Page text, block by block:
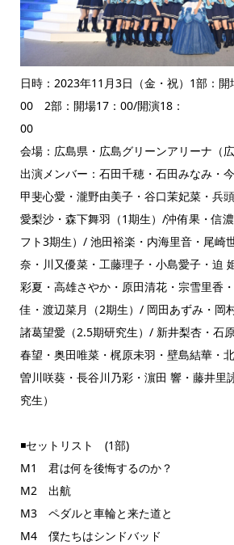
日時：2023年11月3日（金・祝）1部：開
00 2部：開場17：00/開演18：
会場：広島県・広島グリーンアリーナ（
出演メンバー：石田千穂・石田みなみ・
甲斐心愛・瀧野由美子・谷口茉妃菜・兵
愛梨沙・森下舞羽（1期生）/沖侑果・信
フト3期生）/ 池田裕楽・内海里音・尾崎
奈・川又優菜・工藤理子・小島愛子・迫
彩夏・高雄さやか・原田清花・宗雪里香
佳・渡辺菜月（2期生）/ 岡田あずみ・岡
諸葛望愛（2.5期研究生）/ 新井梨杏・石
春望・奥田唯菜・梶原未羽・壁島結華・
曽川咲葵・長谷川乃彩・濵田 響・藤井里
究生）
◾️セットリスト (1部)
M1 君は何を後悔するのか？
M2 出航
M3 ペダルと車輪と来た道と
M4 僕たちはシンドバッド